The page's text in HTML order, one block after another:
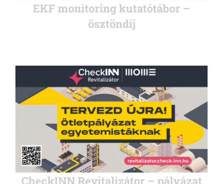
EKF monitoring kutatótábor –
ösztöndíj
CheckINN Revitalizátor – pályázat